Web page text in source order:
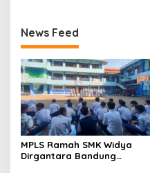
News Feed
MPLS Ramah SMK Widya
Dirgantara Bandung